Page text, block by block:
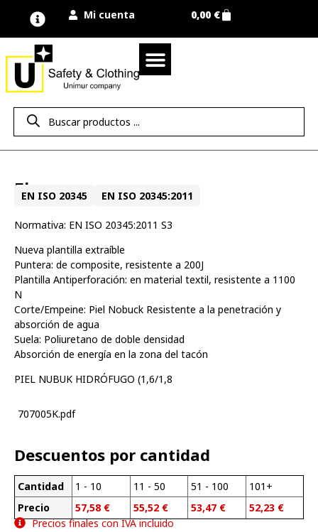
Mi cuenta 0,00 €
Flux
EN ISO 20345 EN ISO 20345:2011
Normativa: EN ISO 20345:2011 S3
Nueva plantilla extraíble
Puntera: de composite, resistente a 200J
Plantilla Antiperforación: en material textil, resistente a 1100
N
Corte/Empeine: Piel Nobuck Resistente a la penetración y
absorción de agua
Suela: Poliuretano de doble densidad
Absorción de energía en la zona del tacón
PIEL NUBUK HIDRÓFUGO (1,6/1,8
707005K.pdf
Descuentos por cantidad
Cantidad
Precio
1 - 10
57,58 €
11 - 50
55,52 €
51 - 100
53,47 €
101+
52,23 €
Precios finales con IVA incluido